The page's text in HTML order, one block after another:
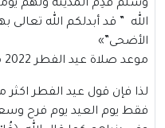
وسلم قدِمَ المدينة ولهم
الله ” قد أبدلكم الله تعالى
الأضحى”»
موعد صلاة عيد الفطر 2022 مدينة الدمام | السعودية
لذا فإن قول عيد الفطر
فقط يوم العيد يوم فرح